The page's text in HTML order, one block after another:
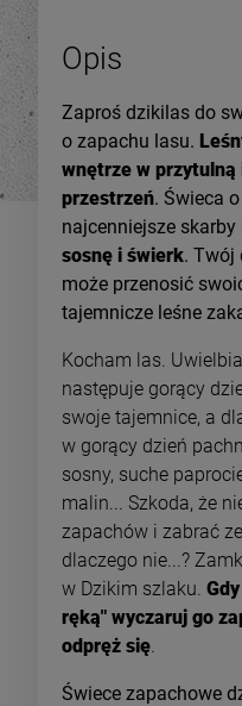
Opis
Zaproś dzikilas do
o zapachu lasu.
wnętrze w przytulną
przestrzeń. Świeca
najcenniejsze skarby
sosnę i świerk. Twój
może przenosić
tajemnicze leśne
Kocham las.
następuje gorący
swoje tajemnice, a
w gorący dzień
sosny, suche
malin... Szkoda, że
zapachów i zabrać
dlaczego nie...?
w Dzikim szlaku.
ręką" wyczaruj go
odpręż się
Świece zapachowe